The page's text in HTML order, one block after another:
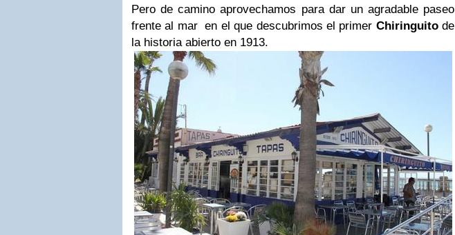
Pero de camino aprovechamos para dar un agradable paseo
frente al mar en el que descubrimos el primer Chiringuitode
la historia abierto en 1913.